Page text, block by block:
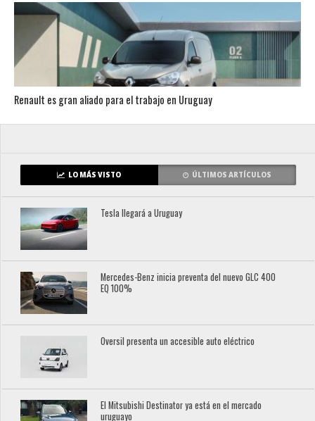
Renault es gran aliado para el trabajo en Uruguay
LO MÁS VISTO ÚLTIMOS ARTÍCULOS
Tesla llegará a Uruguay
Mercedes-Benz inicia preventa del nuevo GLC 400
EQ 100%
Oversil presenta un accesible auto eléctrico
El Mitsubishi Destinator ya está en el mercado
uruguayo